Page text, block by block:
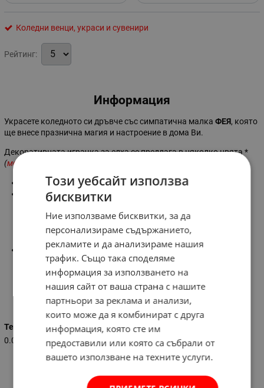
Коледни венци, украси и сувенири
Рейтинг:
Информация
Украсете коледното си дръвче със симпатична малка ФЕЯ, която
ще внесе празнична магия и настроение в дома Ви.
Декоративната играчка за елха се предлага в няколко цвята *
(моля посочете цвета, който сте избрали в поръчката си
23 х 11 х 2 см
- светло розово
Материал: текстил и пластмаса
Характеристики
Тегло (кг.)
0.050
Този уебсайт използва
бисквитки
Ние използваме бисквитки, за да
персонализираме съдържанието,
рекламите и да анализираме нашия
трафик. Също така споделяме
информация за използването на
нашия сайт от ваша страна с нашите
партньори за реклама и анализи,
които може да я комбинират с друга
информация, която сте им
предоставили или която са събрали от
вашето използване на техните услуги.